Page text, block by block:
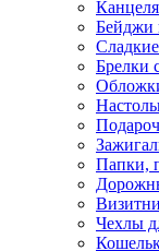
Бейджи
Брелки
Папки,
Чехлы